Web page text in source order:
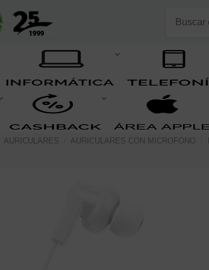
AURICULARES AURICULARES CON MICROFONO